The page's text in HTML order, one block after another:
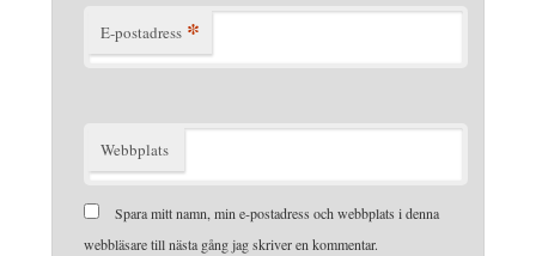
E-postadress *
Webbplats
Spara mitt namn, min e-postadress och webbplats i denna
webbläsare till nästa gång jag skriver en kommentar.